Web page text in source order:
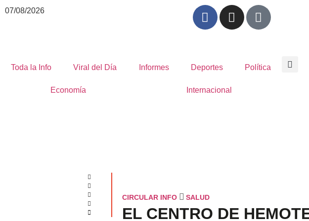
07/08/2026
Toda la Info Viral del Día Informes Deportes Política
Economía Internacional
CIRCULAR INFO SALUD
EL CENTRO DE